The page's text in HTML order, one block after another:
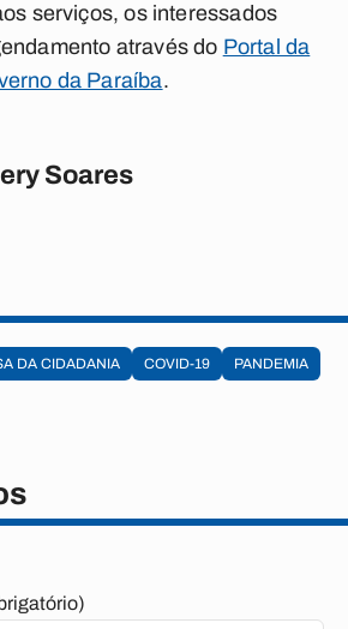
serviços, os interessados
através do Portal da
da Paraíba.
Soares
DA CIDADANIA COVID-19
PANDEMIA